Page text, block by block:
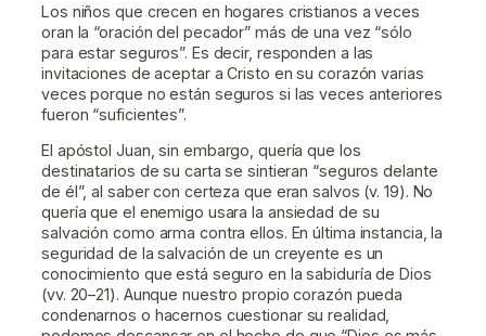
Los niños que crecen en hogares cristianos a veces
oran la “oración del pecador” más de una vez “sólo
para estar seguros”. Es decir, responden a las
invitaciones de aceptar a Cristo en su corazón varias
veces porque no están seguros si las veces anteriores
fueron “suficientes”.
El apóstol Juan, sin embargo, quería que los
destinatarios de su carta se sintieran “seguros delante
de él”, al saber con certeza que eran salvos (v. 19). No
quería que el enemigo usara la ansiedad de su
salvación como arma contra ellos. En última instancia, la
seguridad de la salvación de un creyente es un
conocimiento que está seguro en la sabiduría de Dios
(vv. 20–21). Aunque nuestro propio corazón pueda
condenarnos o hacernos cuestionar su realidad,